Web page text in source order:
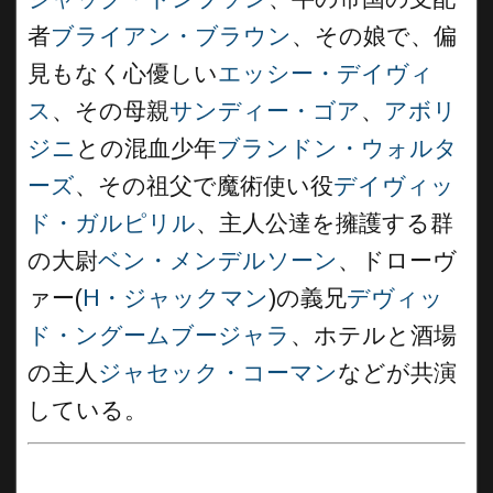
者ブライアン・ブラウン 、その娘で、偏
見もなく心優しいエッシー・デイヴィ
ス 、その母親サンディー・ゴア、 アボリ
ジニ との混血少年ブランドン・ウォルタ
ーズ、その祖父で魔術使い役デイヴィッ
ド・ガルピリル、主人公達を擁護する群
の大尉ベン・メンデルソーン 、ドローヴ
ァー(H・ジャックマン)の義兄デヴィッ
ド・ングームブージャラ 、ホテルと酒場
の主人 ジャセック・コーマンなどが共演
している。